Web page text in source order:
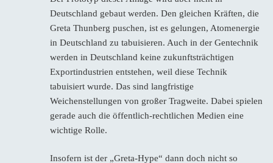
Deutschland gebaut werden. Den gleichen Kräften, die
Greta Thunberg puschen, ist es gelungen, Atomenergie
in Deutschland zu tabuisieren. Auch in der Gentechnik
werden in Deutschland keine zukunftsträchtigen
Exportindustrien entstehen, weil diese Technik
tabuisiert wurde. Das sind langfristige
Weichenstellungen von großer Tragweite. Dabei spielen
gerade auch die öffentlich-rechtlichen Medien eine
wichtige Rolle.
Insofern ist der „Greta-Hype“ dann doch nicht so